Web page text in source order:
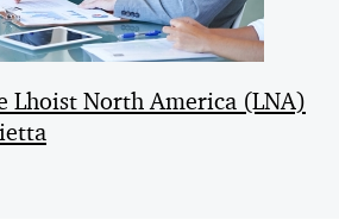
Lhoist North America (LNA)